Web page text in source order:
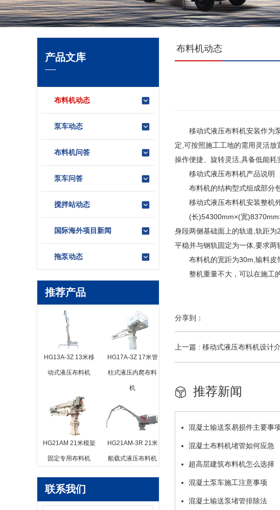
产品文库
布料机动态
泵车动态
布料机问答
泵车问答
搅拌站动态
国际海外项目新闻
拖泵动态
推荐产品
HG13A-3Z 13米移
动式液压布料机
HG17A-3Z 17米管
柱式液压内爬布料
机
HG21AM 21米模架
固定专用布料机
HG21AM-3R 21米
船载式液压布料机
联系我们
布料机动态
移动式液压布料机安装作为泵
定,可按照施工工地的需用灵活
操作便捷、旋转灵活,具备低能耗
移动式液压布料机产品说明
布料机的结构型式组成部分包
移动式液压布料机安装整机
(长)54300mm×(宽)8370mm×(
身段两侧基础面上的轨道,轨距
平稳并与钢轨固定为一体,要求两
布料机的宽距为30m,输料皮
整机重量不大，可以在施工的
分享到：
上一篇 : 移动式液压布料机设计
推荐新闻
混凝土输送泵易损件主要事
混凝土布料机堵管如何应急
超高层建筑布料机怎么选择
混凝土泵车施工注意事项
混凝土输送泵堵管排除法